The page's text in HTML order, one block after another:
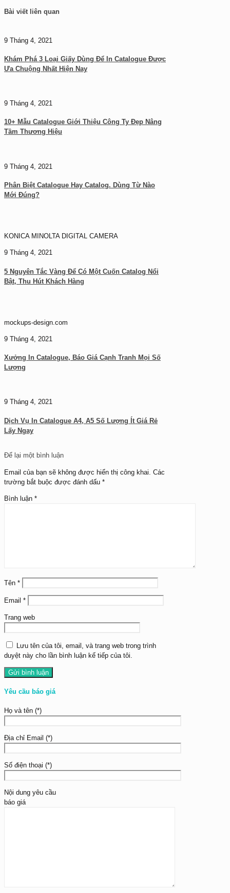
Bài viết liên quan
9 Tháng 4, 2021
Khám Phá 3 Loại Giấy Dùng Để In Catalogue Được
Ưa Chuộng Nhất Hiện Nay
9 Tháng 4, 2021
10+ Mẫu Catalogue Giới Thiệu Công Ty Đẹp Nâng
Tầm Thương Hiệu
9 Tháng 4, 2021
Phân Biệt Catalogue Hay Catalog. Dùng Từ Nào
Mới Đúng?
KONICA MINOLTA DIGITAL CAMERA
9 Tháng 4, 2021
5 Nguyên Tắc Vàng Để Có Một Cuốn Catalog Nổi
Bật, Thu Hút Khách Hàng
mockups-design.com
9 Tháng 4, 2021
Xưởng In Catalogue, Báo Giá Cạnh Tranh Mọi Số
Lượng
9 Tháng 4, 2021
Dịch Vụ In Catalogue A4, A5 Số Lượng Ít Giá Rẻ
Lấy Ngay
Để lại một bình luận
Email của bạn sẽ không được hiển thị công khai. Các
trường bắt buộc được đánh dấu *
Bình luận *
Tên *
Email *
Trang web
Lưu tên của tôi, email, và trang web trong trình
duyệt này cho lần bình luận kế tiếp của tôi.
Yêu cầu báo giá
Họ và tên (*)
Địa chỉ Email (*)
Số điện thoại (*)
Nội dung yêu cầu
báo giá